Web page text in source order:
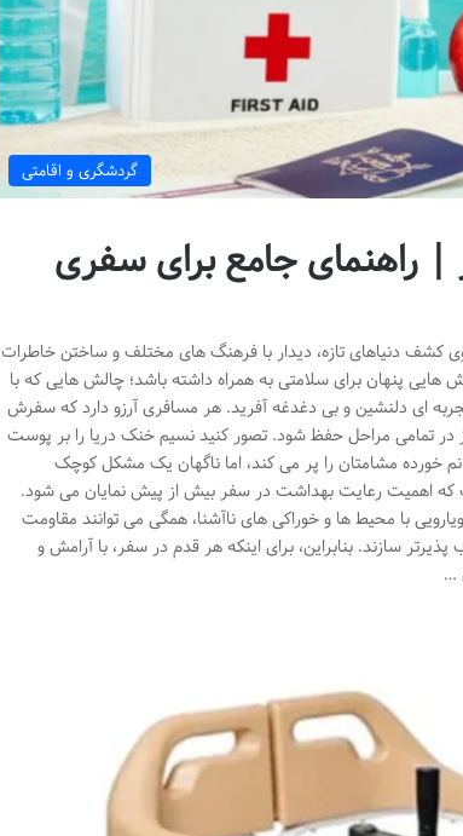
گردشگری و اقامتی
راهنمای جامع برای سفری
کشف دنیاهای تازه، دیدار با فرهنگ های مختلف و ساختن خاطرات
پنهان برای سلامتی به همراه داشته باشد؛ چالش هایی که با
ای دلنشین و بی دغدغه آفرید. هر مسافری آرزو دارد که سفرش
در تمامی مراحل حفظ شود. تصور کنید نسیم خنک دریا را بر پوست
مشامتان را پر می کند، اما ناگهان یک مشکل کوچک
که اهمیت رعایت بهداشت در سفر بیش از پیش نمایان می شود.
با محیط ها و خوراکی های ناآشنا، همگی می توانند مقاومت
سازند. بنابراین، برای اینکه هر قدم در سفر، با آرامش و
…